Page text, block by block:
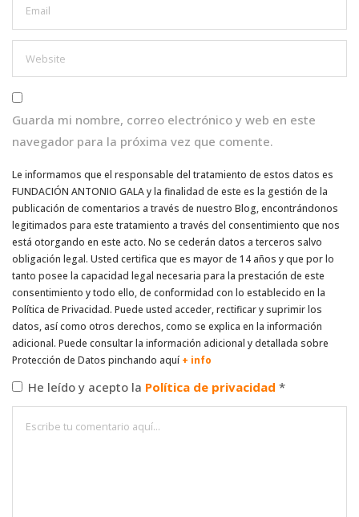
Guarda mi nombre, correo electrónico y web en este
navegador para la próxima vez que comente.
Le informamos que el responsable del tratamiento de estos datos es
FUNDACIÓN ANTONIO GALA y la finalidad de este es la gestión de la
publicación de comentarios a través de nuestro Blog, encontrándonos
legitimados para este tratamiento a través del consentimiento que nos
está otorgando en este acto. No se cederán datos a terceros salvo
obligación legal. Usted certifica que es mayor de 14 años y que por lo
tanto posee la capacidad legal necesaria para la prestación de este
consentimiento y todo ello, de conformidad con lo establecido en la
Política de Privacidad. Puede usted acceder, rectificar y suprimir los
datos, así como otros derechos, como se explica en la información
adicional. Puede consultar la información adicional y detallada sobre
Protección de Datos pinchando aquí + info
He leído y acepto la Política de privacidad *